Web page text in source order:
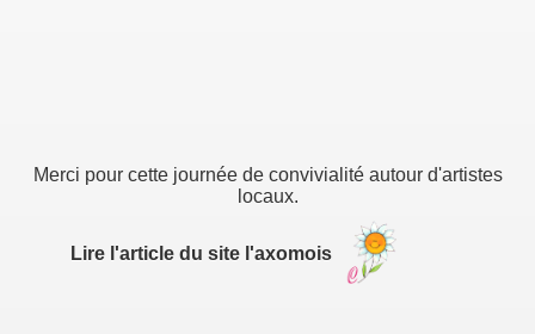
Merci pour cette journée de convivialité autour d'artistes
locaux.
Lire l'article du site l'axomois